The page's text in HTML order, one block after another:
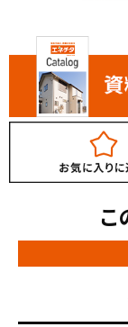
こ